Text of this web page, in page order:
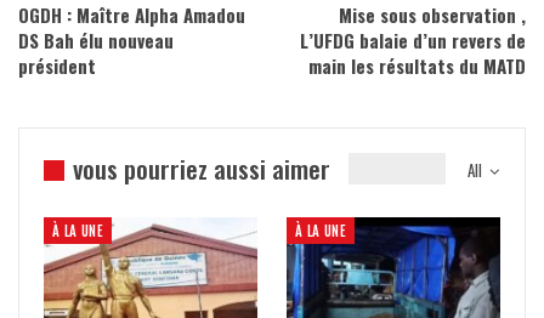
OGDH : Maître Alpha Amadou
DS Bah élu nouveau
président
Mise sous observation ,
L’UFDG balaie d’un revers de
main les résultats du MATD
All
vous pourriez aussi aimer
À LA UNE À LA UNE